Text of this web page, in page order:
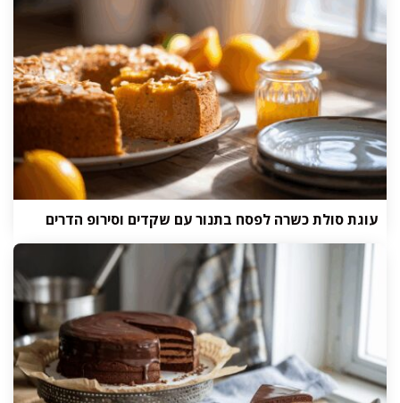
עוגת סולת כשרה לפסח בתנור עם שקדים וסירופ הדרים